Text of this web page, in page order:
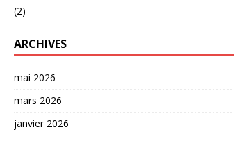
(2)
ARCHIVES
mai 2026
mars 2026
janvier 2026